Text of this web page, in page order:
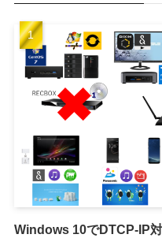
Windows 10でDTCP-IP